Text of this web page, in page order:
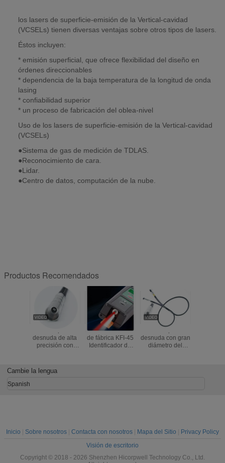
los lasers de superficie-emisión de la Vertical-cavidad
(VCSELs) tienen diversas ventajas sobre otros tipos de lasers.
Éstos incluyen:
* emisión superficial, que ofrece flexibilidad del diseño en
órdenes direccionables
* dependencia de la baja temperatura de la longitud de onda
lasing
* confiabilidad superior
* un proceso de fabricación del oblea-nivel
Uso de los lasers de superficie-emisión de la Vertical-cavidad
(VCSELs)
●Sistema de gas de medición de TDLAS.
●Reconocimiento de cara.
●Lidar.
●Centro de datos, computación de la nube.
Productos Recomendados
desnuda de alta
precisión con
transmisión láser
constante en
Suministro directo
de fábrica KFI-45
Identificador de
desnuda con gran
diámetro del
Cambie la lengua
Spanish
Inicio Sobre nosotros Contacta con nosotros Mapa del Sitio
Privacy Policy
Visión de escritorio
Copyright © 2018 - 2026 Shenzhen Hicorpwell Technology Co., Ltd.